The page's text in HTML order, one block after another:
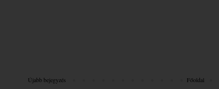
Újabb bejegyzés Főoldal